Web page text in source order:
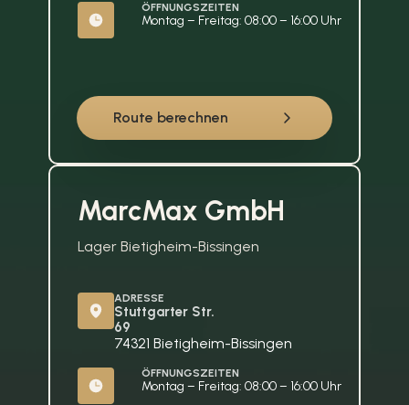
Route berechnen
ÖFFNUNGSZEITEN
Montag – Freitag: 08:00 – 16:00 Uhr
MarcMax GmbH
Lager Bietigheim-Bissingen
ADRESSE
Stuttgarter Str.
69
74321 Bietigheim-Bissingen
ÖFFNUNGSZEITEN
Montag – Freitag: 08:00 – 16:00 Uhr